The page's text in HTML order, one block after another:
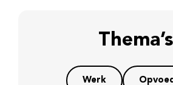
Thema’s
Werk